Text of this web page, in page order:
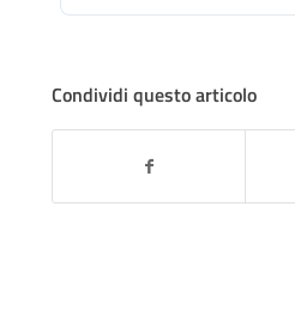
Condividi questo articolo